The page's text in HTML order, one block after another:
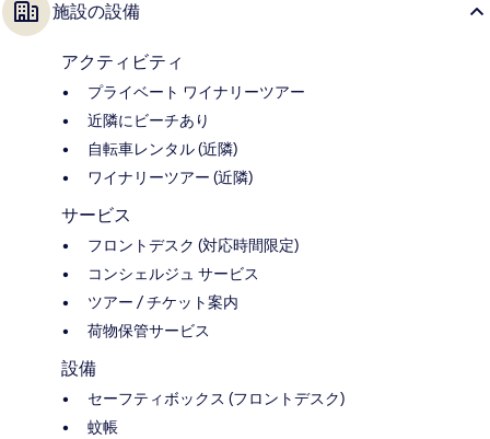
施設の設備
アクティビティ
プライベート ワイナリーツアー
近隣にビーチあり
自転車レンタル (近隣)
ワイナリーツアー (近隣)
サービス
フロントデスク (対応時間限定)
コンシェルジュ サービス
ツアー / チケット案内
荷物保管サービス
設備
セーフティボックス (フロントデスク)
蚊帳